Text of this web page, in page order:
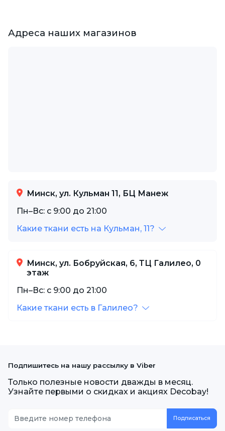
Адреса наших магазинов
Минск, ул. Кульман 11, БЦ Манеж
Пн–Вс: с 9:00 до 21:00
Какие ткани есть на Кульман, 11?
Минск, ул. Бобруйская, 6, ТЦ Галилео, 0
этаж
Пн–Вс: с 9:00 до 21:00
Какие ткани есть в Галилео?
Подпишитесь на нашу рассылку в Viber
Только полезные новости дважды в месяц.
Узнайте первыми о скидках и акциях Decobay!